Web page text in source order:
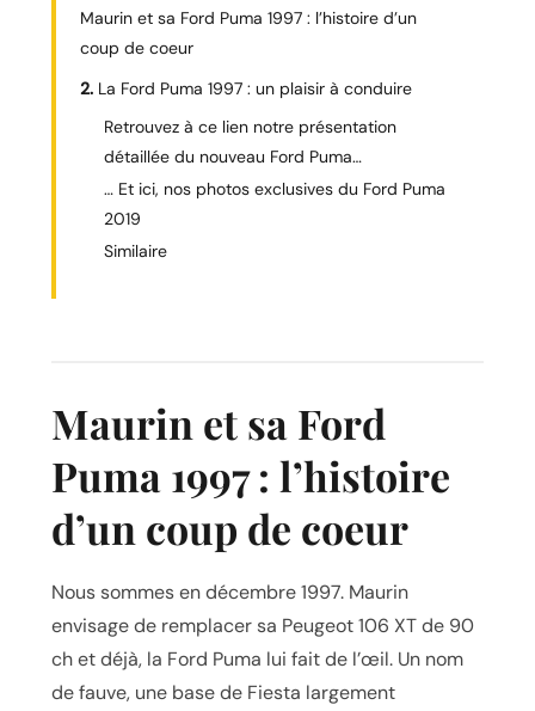
Maurin et sa Ford Puma 1997 : l’histoire d’un
coup de coeur
La Ford Puma 1997 : un plaisir à conduire
Retrouvez à ce lien notre présentation
détaillée du nouveau Ford Puma…
… Et ici, nos photos exclusives du Ford Puma
2019
Similaire
Maurin et sa Ford
Puma 1997 : l’histoire
d’un coup de coeur
Nous sommes en décembre 1997. Maurin
envisage de remplacer sa Peugeot 106 XT de 90
ch et déjà, la Ford Puma lui fait de l’œil. Un nom
de fauve, une base de Fiesta largement